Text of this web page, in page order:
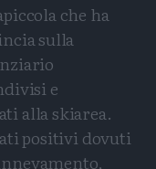
che ha
sulla
e
alla skiarea.
positivi dovuti